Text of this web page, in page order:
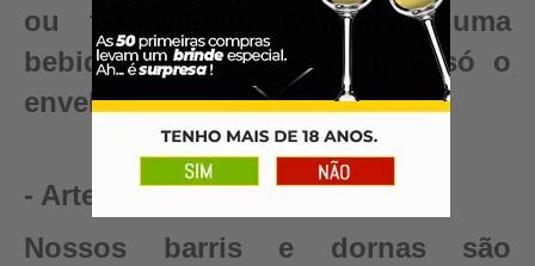
ou fermentado. Conquiste uma
bebida autêntica, valor que só o
envelhecimento pode criar.
- Artesanal
Nossos barris e dornas são